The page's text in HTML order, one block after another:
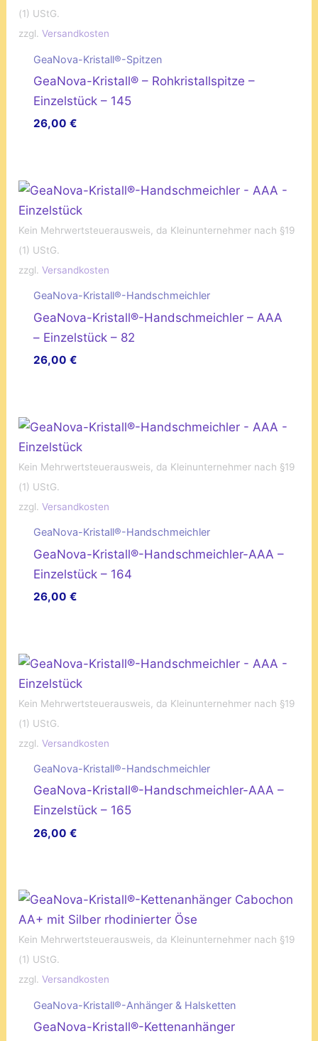
(1) UStG.
zzgl.Versandkosten
GeaNova-Kristall®-Spitzen
GeaNova-Kristall® – Rohkristallspitze –
Einzelstück – 145
26,00 €
Kein Mehrwertsteuerausweis, da Kleinunternehmer nach §19
(1) UStG.
zzgl.Versandkosten
GeaNova-Kristall®-Handschmeichler
GeaNova-Kristall®-Handschmeichler – AAA
– Einzelstück – 82
26,00 €
Kein Mehrwertsteuerausweis, da Kleinunternehmer nach §19
(1) UStG.
zzgl.Versandkosten
GeaNova-Kristall®-Handschmeichler
GeaNova-Kristall®-Handschmeichler-AAA –
Einzelstück – 164
26,00 €
Kein Mehrwertsteuerausweis, da Kleinunternehmer nach §19
(1) UStG.
zzgl.Versandkosten
GeaNova-Kristall®-Handschmeichler
GeaNova-Kristall®-Handschmeichler-AAA –
Einzelstück – 165
26,00 €
Kein Mehrwertsteuerausweis, da Kleinunternehmer nach §19
(1) UStG.
zzgl.Versandkosten
GeaNova-Kristall®-Anhänger & Halsketten
GeaNova-Kristall®-Kettenanhänger